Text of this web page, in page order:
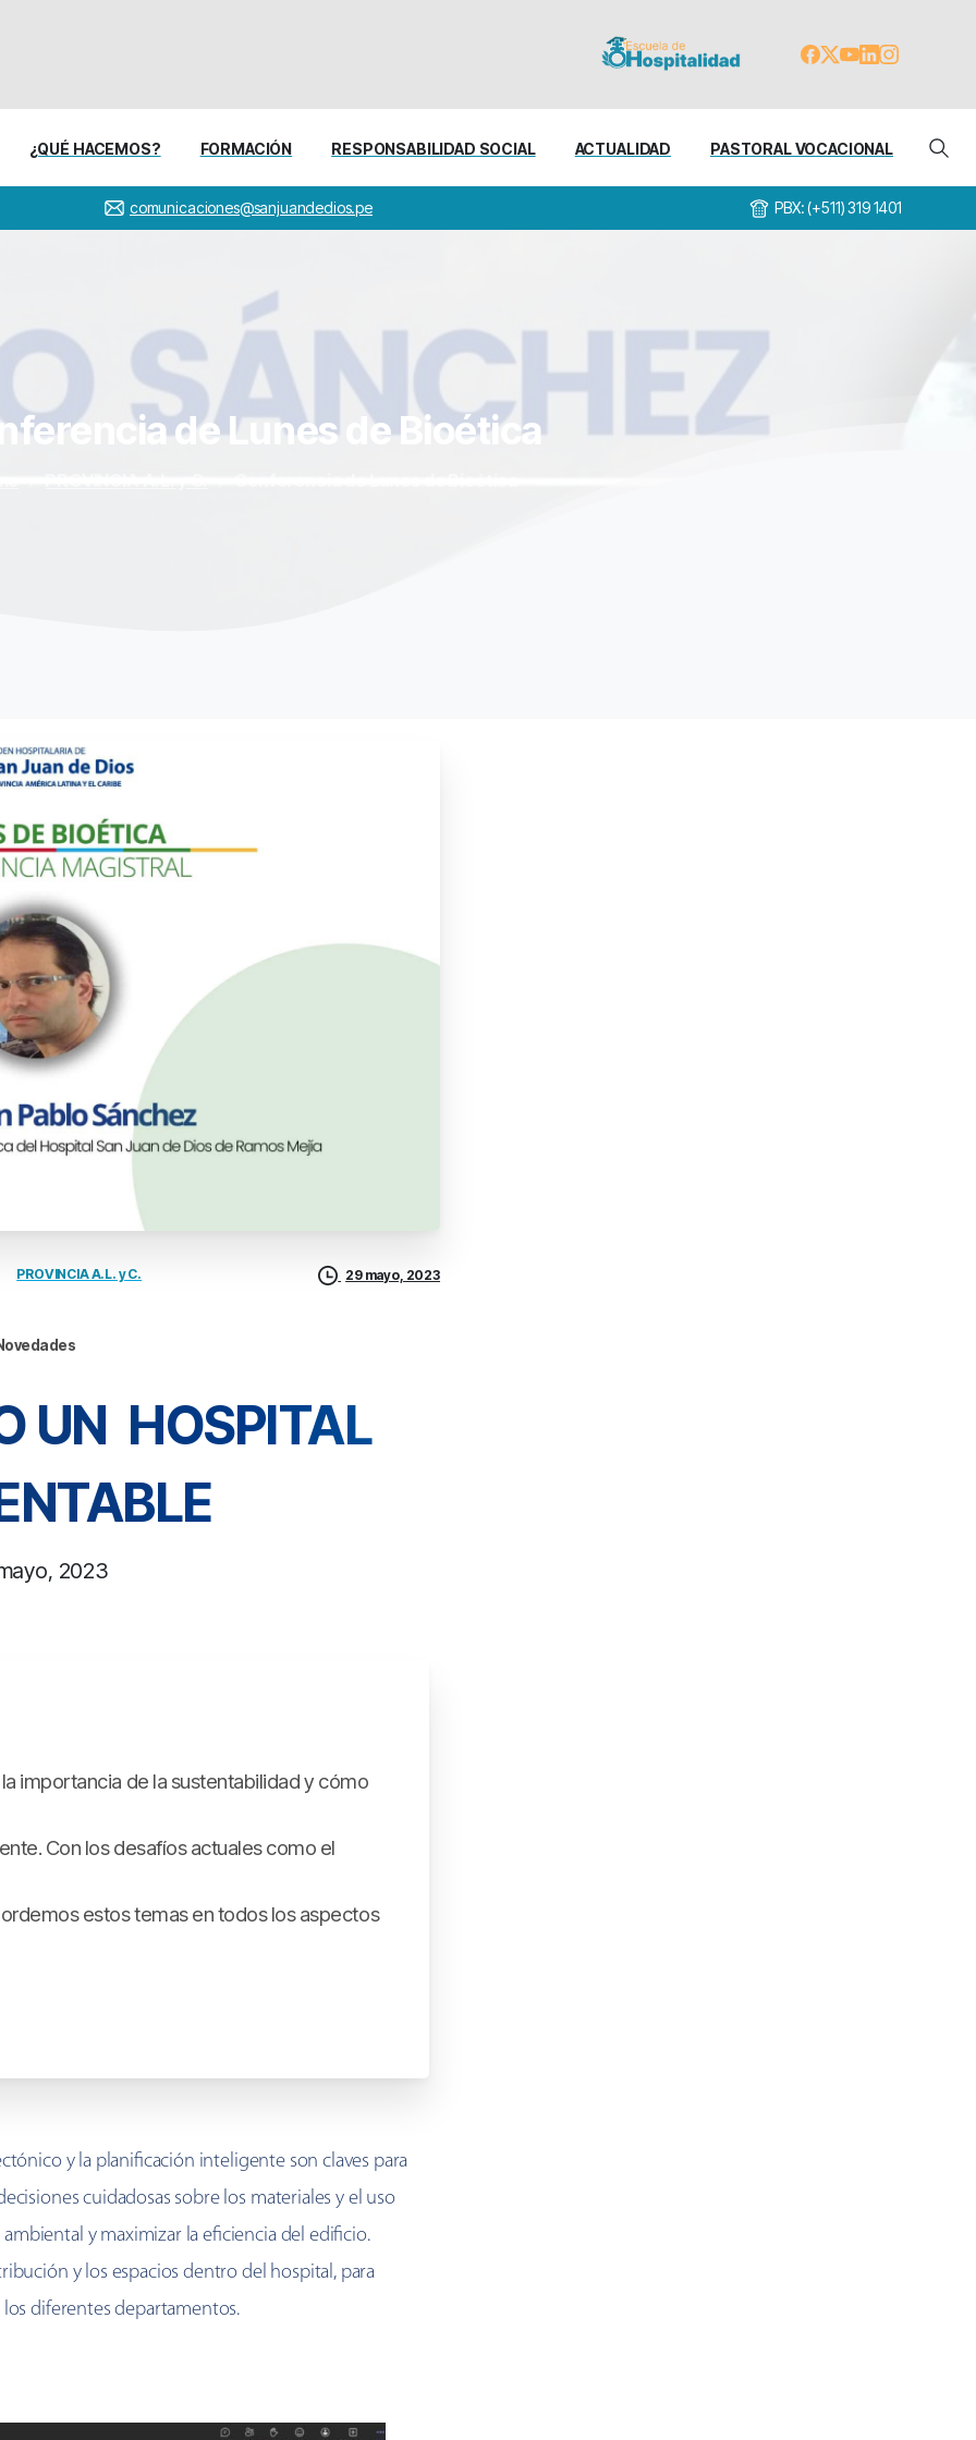
¿QUÉ HACEMOS? FORMACIÓN RESPONSABILIDAD SOCIAL ACTUALIDAD PASTORAL VOCACIONAL
comunicaciones@sanjuandedios.pe PBX: (+511) 319 1401
deLunes deBioética
PROVINCIA A.L. y C. 29 mayo, 2023
UN HOSPITAL
2023
importancia de la sustentabilidad y cómo
Con los desafíos actuales como el
estos temas en todos los aspectos
y la planificación inteligente son claves para
cuidadosas sobre los materiales y el uso
y maximizar la eficiencia del edificio.
y los espacios dentro del hospital, para
diferentes departamentos.